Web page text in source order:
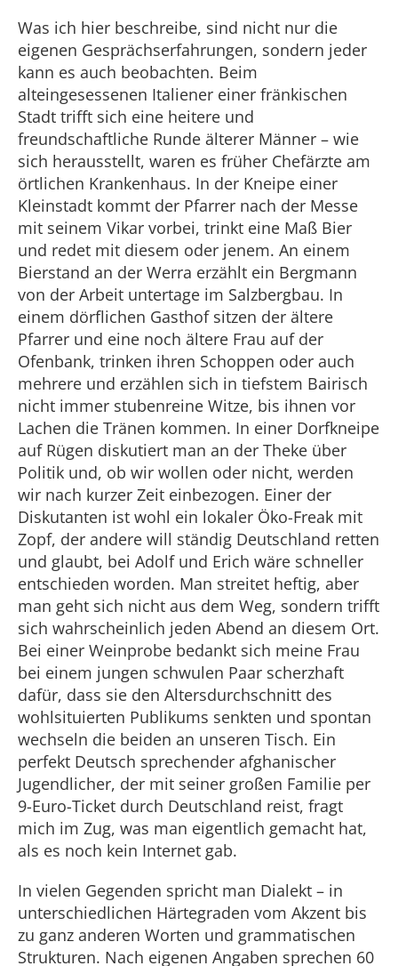
Was ich hier beschreibe, sind nicht nur die
eigenen Gesprächserfahrungen, sondern jeder
kann es auch beobachten. Beim
alteingesessenen Italiener einer fränkischen
Stadt trifft sich eine heitere und
freundschaftliche Runde älterer Männer – wie
sich herausstellt, waren es früher Chefärzte am
örtlichen Krankenhaus. In der Kneipe einer
Kleinstadt kommt der Pfarrer nach der Messe
mit seinem Vikar vorbei, trinkt eine Maß Bier
und redet mit diesem oder jenem. An einem
Bierstand an der Werra erzählt ein Bergmann
von der Arbeit untertage im Salzbergbau. In
einem dörflichen Gasthof sitzen der ältere
Pfarrer und eine noch ältere Frau auf der
Ofenbank, trinken ihren Schoppen oder auch
mehrere und erzählen sich in tiefstem Bairisch
nicht immer stubenreine Witze, bis ihnen vor
Lachen die Tränen kommen. In einer Dorfkneipe
auf Rügen diskutiert man an der Theke über
Politik und, ob wir wollen oder nicht, werden
wir nach kurzer Zeit einbezogen. Einer der
Diskutanten ist wohl ein lokaler Öko-Freak mit
Zopf, der andere will ständig Deutschland retten
und glaubt, bei Adolf und Erich wäre schneller
entschieden worden. Man streitet heftig, aber
man geht sich nicht aus dem Weg, sondern trifft
sich wahrscheinlich jeden Abend an diesem Ort.
Bei einer Weinprobe bedankt sich meine Frau
bei einem jungen schwulen Paar scherzhaft
dafür, dass sie den Altersdurchschnitt des
wohlsituierten Publikums senkten und spontan
wechseln die beiden an unseren Tisch. Ein
perfekt Deutsch sprechender afghanischer
Jugendlicher, der mit seiner großen Familie per
9-Euro-Ticket durch Deutschland reist, fragt
mich im Zug, was man eigentlich gemacht hat,
als es noch kein Internet gab.
In vielen Gegenden spricht man Dialekt – in
unterschiedlichen Härtegraden vom Akzent bis
zu ganz anderen Worten und grammatischen
Strukturen. Nach eigenen Angaben sprechen 60